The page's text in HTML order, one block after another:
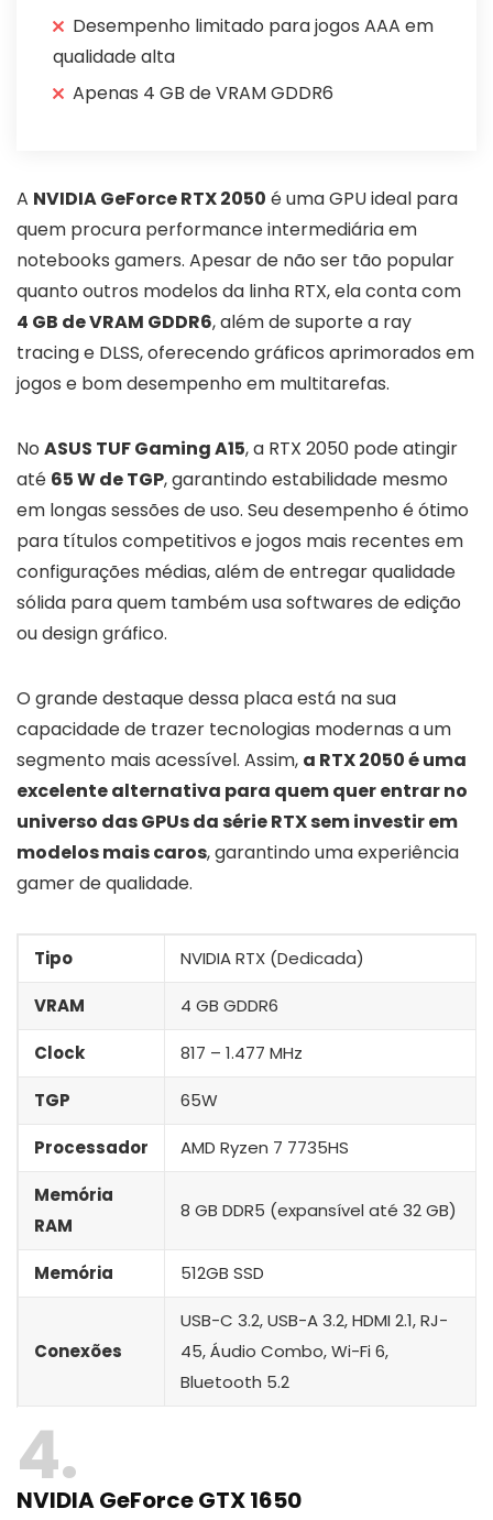
Desempenho limitado para jogos AAA em
qualidade alta
Apenas 4 GB de VRAM GDDR6
A NVIDIA GeForce RTX 2050 é uma GPU ideal para
quem procura performance intermediária em
notebooks gamers. Apesar de não ser tão popular
quanto outros modelos da linha RTX, ela conta com
4 GB de VRAM GDDR6, além de suporte a ray
tracing e DLSS, oferecendo gráficos aprimorados em
jogos e bom desempenho em multitarefas.
No ASUS TUF Gaming A15, a RTX 2050 pode atingir
até 65 W de TGP, garantindo estabilidade mesmo
em longas sessões de uso. Seu desempenho é ótimo
para títulos competitivos e jogos mais recentes em
configurações médias, além de entregar qualidade
sólida para quem também usa softwares de edição
ou design gráfico.
O grande destaque dessa placa está na sua
capacidade de trazer tecnologias modernas a um
segmento mais acessível. Assim, a RTX 2050 é uma
excelente alternativa para quem quer entrar no
universo das GPUs da série RTX sem investir em
modelos mais caros, garantindo uma experiência
gamer de qualidade.
Tipo NVIDIA RTX (Dedicada)
VRAM 4 GB GDDR6
Clock 817 – 1.477 MHz
TGP 65W
Processador AMD Ryzen 7 7735HS
Memória
RAM
8 GB DDR5 (expansível até 32 GB)
Memória 512GB SSD
Conexões
USB-C 3.2, USB-A 3.2, HDMI 2.1, RJ-
45, Áudio Combo, Wi-Fi 6,
Bluetooth 5.2
4
NVIDIA GeForce GTX 1650